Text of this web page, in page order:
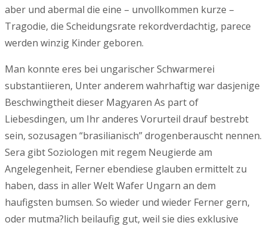
aber und abermal die eine – unvollkommen kurze –
Tragodie, die Scheidungsrate rekordverdachtig, parece
werden winzig Kinder geboren.
Man konnte eres bei ungarischer Schwarmerei
substantiieren, Unter anderem wahrhaftig war dasjenige
Beschwingtheit dieser Magyaren As part of
Liebesdingen, um Ihr anderes Vorurteil drauf bestrebt
sein, sozusagen “brasilianisch” drogenberauscht nennen.
Sera gibt Soziologen mit regem Neugierde am
Angelegenheit, Ferner ebendiese glauben ermittelt zu
haben, dass in aller Welt Wafer Ungarn an dem
haufigsten bumsen. So wieder und wieder Ferner gern,
oder mutma?lich beilaufig gut, weil sie dies exklusive